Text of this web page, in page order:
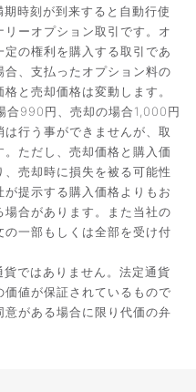
時刻が到来すると自動行使
ーオプション取引です。オ
の権利を購入する取引であ
、支払ったオプション料の
と売却価格は変動します。
合990円、売却の場合1,000円
行う事ができませんが、取
ただし、売却価格と購入価
売却時に損失を被る可能性
提示する購入価格よりもお
合があります。また当社の
一部もしくは全部を受け付
ではありません。法定通貨
値が保証されているもので
がある場合に限り代価の弁